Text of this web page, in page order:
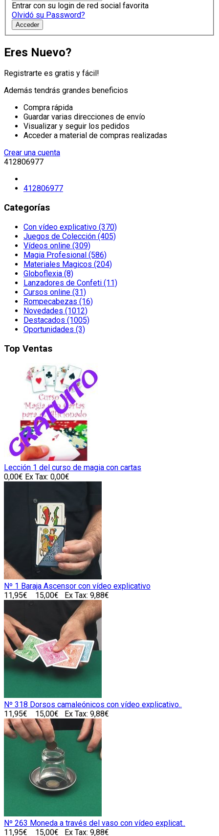
Entrar con su login de red social favorita
Olvidó su Password?
Acceder
Eres Nuevo?
Registrarte es gratis y fácil!
Además tendrás grandes beneficios
Compra rápida
Guardar varias direcciones de envío
Visualizar y seguir los pedidos
Acceder a material de compras realizadas
Crear una cuenta
412806977
412806977
Categorías
Con vídeo explicativo (370)
Juegos de Colección (405)
Vídeos online (309)
Magia Profesional (586)
Materiales Magicos (204)
Globoflexia (8)
Lanzadores de Confeti (11)
Cursos online (31)
Rompecabezas (16)
Novedades (1012)
Destacados (1005)
Oportunidades (3)
Top Ventas
Lección 1 del curso de magia con cartas
0,00€ Ex Tax: 0,00€
Nº 1 Baraja Ascensor con vídeo explicativo
11,95€
15,00€ Ex Tax: 9,88€
Nº 318 Dorsos camaleónicos con vídeo explicativo..
11,95€
15,00€ Ex Tax: 9,88€
Nº 263 Moneda a través del vaso con vídeo explicat..
11,95€
15,00€ Ex Tax: 9,88€